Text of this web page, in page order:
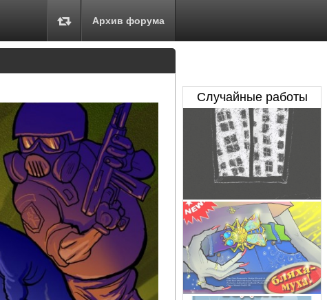
Архив форума
Случайные работы